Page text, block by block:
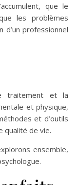
que le
les problèmes
d’un professionnel
traitement et la
et physique,
et d’outils
qualité de vie.
ensemble,